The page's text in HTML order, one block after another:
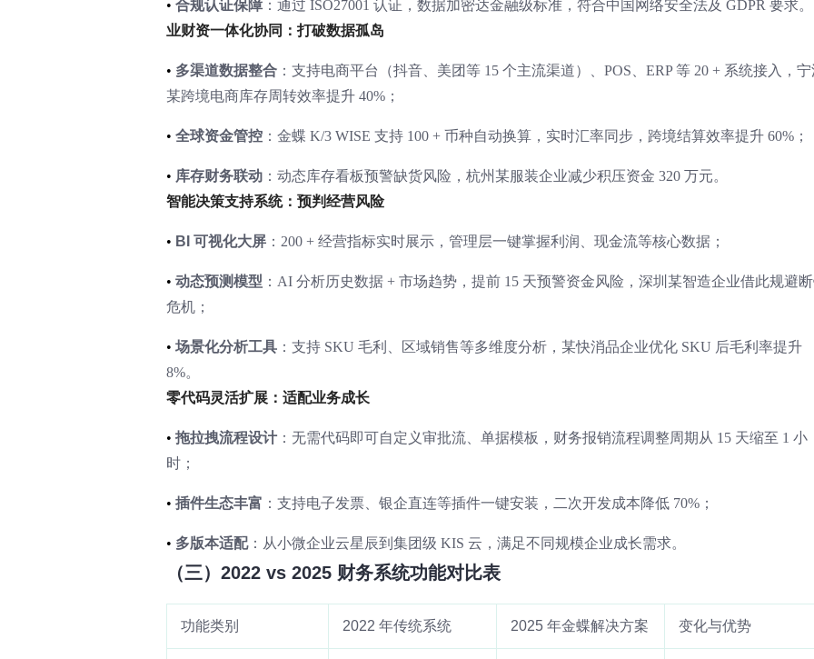
• 合规认证保障：通过 ISO27001 认证，数据加密达金融级标准，符合中国网络安全法及 GDPR 要求。
业财资一体化协同：打破数据孤岛
• 多渠道数据整合：支持电商平台（抖音、美团等 15 个主流渠道）、POS、ERP 等 20 + 系统接入，宁
某跨境电商库存周转效率提升 40%；
• 全球资金管控：金蝶 K/3 WISE 支持 100 + 币种自动换算，实时汇率同步，跨境结算效率提升 60%；
• 库存财务联动：动态库存看板预警缺货风险，杭州某服装企业减少积压资金 320 万元。
智能决策支持系统：预判经营风险
• BI 可视化大屏：200 + 经营指标实时展示，管理层一键掌握利润、现金流等核心数据；
• 动态预测模型 ：AI 分析历史数据 + 市场趋势，提前 15 天预警资金风险，深圳某智造企业借此规避
危机；
• 场景化分析工具：支持 SKU 毛利、区域销售等多维度分析，某快消品企业优化 SKU 后毛利率提升
8%。
零代码灵活扩展：适配业务成长
• 拖拉拽流程设计：无需代码即可自定义审批流、单据模板，财务报销流程调整周期从 15 天缩至 1 小
时；
• 插件生态丰富 ：支持电子发票、银企直连等插件一键安装，二次开发成本降低 70%；
• 多版本适配：从小微企业云星辰到集团级 KIS 云，满足不同规模企业成长需求。
（三）2022 vs 2025 财务系统功能对比表
功能类别 2022 年传统系统 2025 年金蝶解决方案 变化与优势